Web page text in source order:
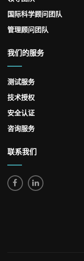
国际科学顾问团队
管理顾问团队
我们的服务
测试服务
技术授权
安全认证
咨询服务
联系我们